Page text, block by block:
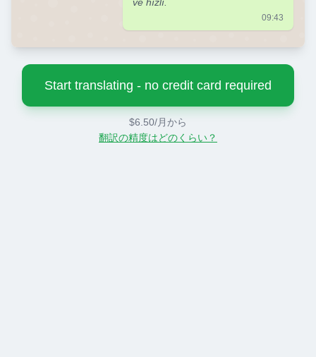
09:43
Start translating - no credit card required
$6.50/月から
翻訳の精度はどのくらい？